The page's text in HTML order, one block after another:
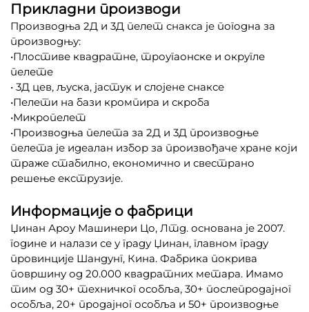
Прикладни производи
Производња 2Д и 3Д пелет снакса је погодна за
производњу:
•Плостиве квадратне, троугаонске и округле
пелете
• 3Д цев, љуска, јастук и слојене снаксе
•Пелети на бази кромпира и скроба
•Микропелет
•Производња пелета за 2Д и 3Д производње
пелета је идеалан избор за произвођаче хране који
траже стабилно, економично и свестрано
решење екструзије.
Информације о фабрици
Џинан Ароу Машинери Цо, Лтд. основана је 2007.
године и налази се у граду Џинан, главном граду
провинције Шандунг, Кина. Фабрика покрива
површину од 20.000 квадратних метара. Имамо
тим од 30+ техничког особља, 30+ послепродајног
особља, 20+ продајног особља и 50+ производње